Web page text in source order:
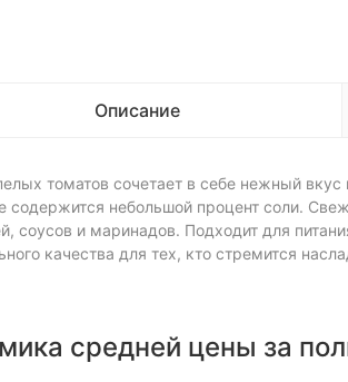
Описание
томатов сочетает в себе нежный
содержится небольшой процент соли.
соусов и маринадов. Подходит для
качества для тех, кто стремится
средней цены за